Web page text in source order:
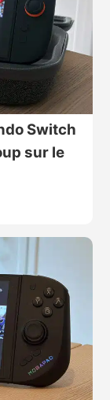
Switch
sur le